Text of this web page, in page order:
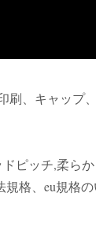
、キャップ
ピッチ,柔ら
格、eu規格